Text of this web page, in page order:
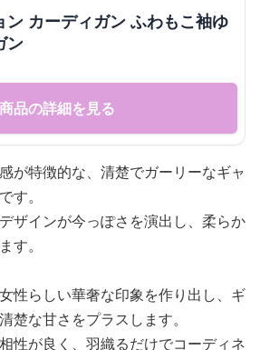
ン カーディガン ふわもこ袖ゆ
ン
商品の詳細を見る
が特徴的な、清楚でガーリーなギャ
す。
ザインが今っぽさを演出し、柔らか
す。
性らしい華奢な印象を作り出し、ギ
楚な甘さをプラスします。
性が良く、羽織るだけでコーディネ